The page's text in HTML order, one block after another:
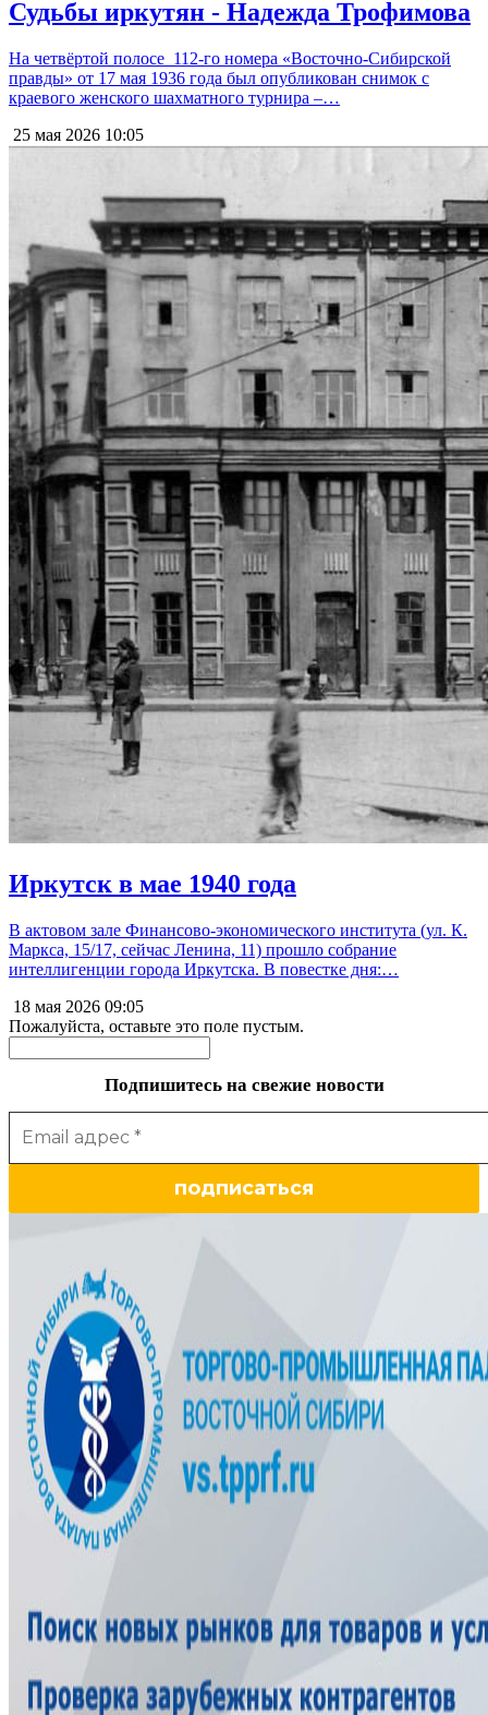
Судьбы иркутян - Надежда Трофимова
На четвёртой полосе 112-го номера «Восточно-Сибирской
правды» от 17 мая 1936 года был опубликован снимок с
краевого женского шахматного турнира –…
25 мая 2026 10:05
Иркутск в мае 1940 года
В актовом зале Финансово-экономического института (ул. К.
Маркса, 15/17, сейчас Ленина, 11) прошло собрание
интеллигенции города Иркутска. В повестке дня:…
18 мая 2026 09:05
Пожалуйста, оставьте это поле пустым.
Подпишитесь на свежие новости